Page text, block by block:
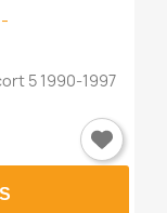
5 1990-1997